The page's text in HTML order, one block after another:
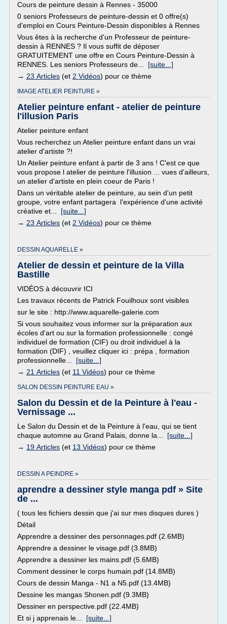
Cours de peinture dessin à Rennes - 35000
0 seniors Professeurs de peinture-dessin et 0 offre(s)
d'emploi en Cours Peinture-Dessin disponibles à Rennes
Vous êtes à la recherche d'un Professeur de peinture-
dessin à RENNES ? Il vous suffit de déposer
GRATUITEMENT une offre en Cours Peinture-Dessin à
RENNES. Les seniors Professeurs de... [suite...]
→ 23 Articles (et 2 Vidéos) pour ce thème
IMAGE ATELIER PEINTURE »
Atelier peinture enfant - atelier de peinture
l'illusion Paris
Atelier peinture enfant
Vous recherchez un Atelier peinture enfant dans un vrai
atelier d'artiste ?!
Un Atelier peinture enfant à partir de 3 ans ! C'est ce que
vous propose l atelier de peinture l'illusion ... vues d'ailleurs,
un atelier d'artiste en plein coeur de Paris !
Dans un véritable atelier de peinture, au sein d'un petit
groupe, votre enfant partagera l'expérience d'une activité
créative et... [suite...]
→ 23 Articles (et 2 Vidéos) pour ce thème
DESSIN AQUARELLE »
Atelier de dessin et peinture de la Villa
Bastille
VIDÉOS à découvrir ICI
Les travaux récents de Patrick Fouilhoux sont visibles
sur le site : http://www.aquarelle-galerie.com
Si vous souhaitez vous informer sur la préparation aux
écoles d'art ou sur la formation professionnelle : congé
individuel de formation (CIF) ou droit individuel à la
formation (DIF) , veuillez cliquer ici : prépa , formation
professionnelle... [suite...]
→ 21 Articles (et 11 Vidéos) pour ce thème
SALON DESSIN PEINTURE EAU »
Salon du Dessin et de la Peinture à l'eau -
Vernissage ...
Le Salon du Dessin et de la Peinture à l'eau, qui se tient
chaque automne au Grand Palais, donne la... [suite...]
→ 19 Articles (et 13 Vidéos) pour ce thème
DESSIN A PEINDRE »
aprendre a dessiner style manga pdf » Site
de ...
( tous les fichiers dessin que j'ai sur mes disques dures )
Détail
Apprendre a dessiner des personnages.pdf (2.6MB)
Apprendre a dessiner le visage.pdf (3.8MB)
Apprendre a dessiner les mains.pdf (5.6MB)
Comment dessiner le corps humain.pdf (14.8MB)
Cours de dessin Manga - N1 a N5.pdf (13.4MB)
Dessine les mangas Shonen.pdf (9.3MB)
Dessiner en perspective.pdf (22.4MB)
Et si j apprenais le... [suite...]